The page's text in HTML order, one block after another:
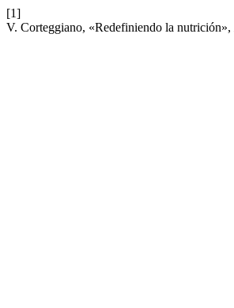
[1]
V. Corteggiano, «Redefiniendo la nutrición»,